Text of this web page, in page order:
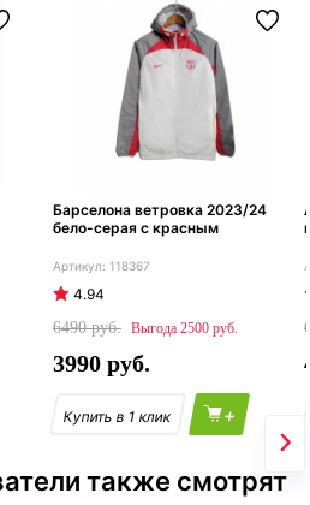
Барселона ветровка 2023/24
бело-серая с красным
118367
4.94
6490
2500
3990
+
также смотрят